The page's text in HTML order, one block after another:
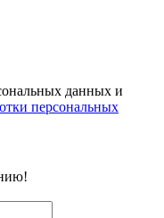
данных и
персональных